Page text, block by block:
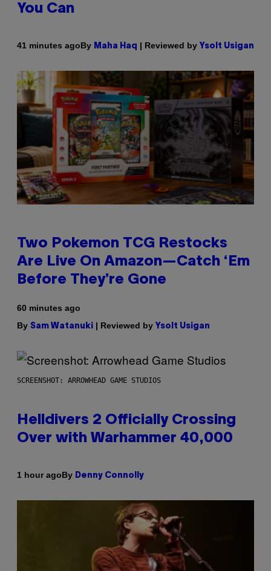
You Can
41 minutes agoBy Maha Haq | Reviewed by Ysolt Usigan
Two Pokemon TCG Restocks
Are Live On Amazon—Catch ‘Em
Before They’re Gone
60 minutes ago
By Sam Watanuki | Reviewed by Ysolt Usigan
SCREENSHOT: ARROWHEAD GAME STUDIOS
Helldivers 2 Officially Crossing
Over with Warhammer 40,000
1 hour agoBy Denny Connolly